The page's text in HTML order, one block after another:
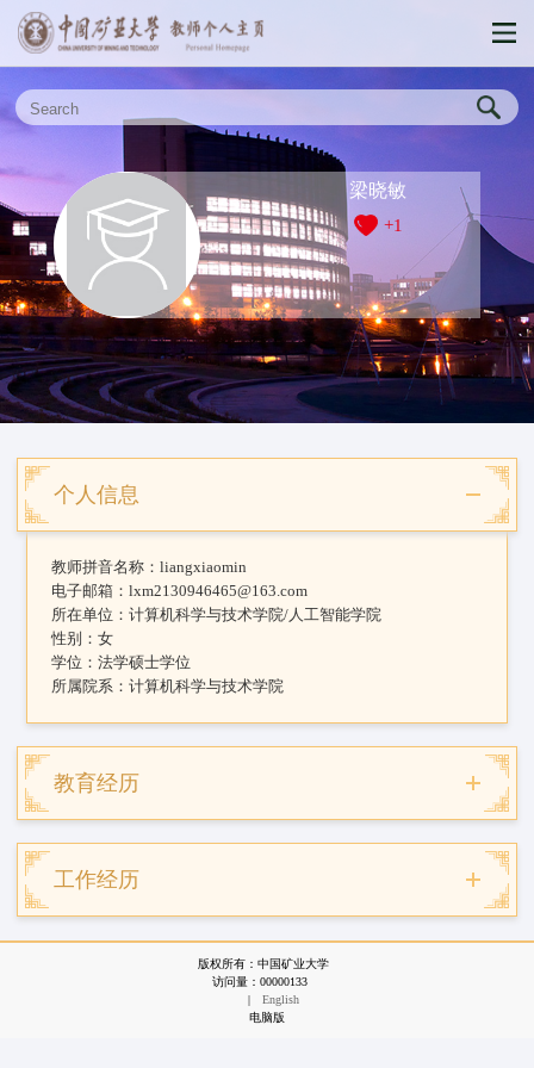
梁晓敏
+1
个人信息
教师拼音名称：liangxiaomin
电子邮箱：lxm2130946465@163.com
所在单位：计算机科学与技术学院/人工智能学院
性别：女
学位：法学硕士学位
所属院系：计算机科学与技术学院
教育经历
工作经历
版权所有：中国矿业大学
访问量： 00000133
|
English
电脑版